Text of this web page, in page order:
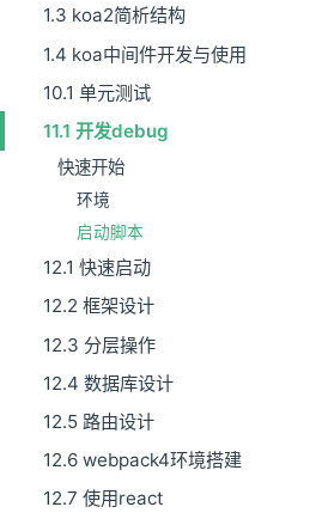
1.3 koa2简析结构
1.4 koa中间件开发与使用
10.1 单元测试
11.1 开发debug
快速开始
环境
启动脚本
12.1 快速启动
12.2 框架设计
12.3 分层操作
12.4 数据库设计
12.5 路由设计
12.6 webpack4环境搭建
12.7 使用react